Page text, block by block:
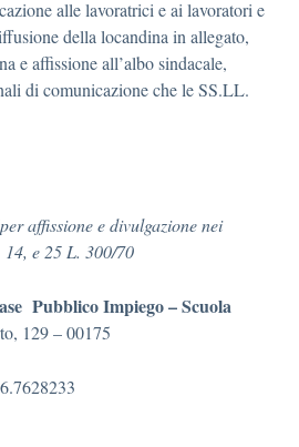
alle lavoratrici e ai lavoratori e
della locandina in allegato,
e affissione all’albo sindacale,
di comunicazione che le SS.LL.
affissione e divulgazione nei
e 25 L. 300/70
Pubblico Impiego – Scuola
129 – 00175